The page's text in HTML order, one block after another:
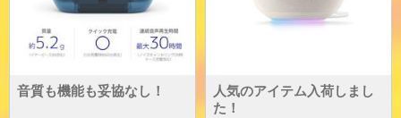
音質も機能も妥協なし！
人気のアイテム入荷しまし
た！